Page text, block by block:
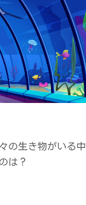
の生き物がいる中
は？